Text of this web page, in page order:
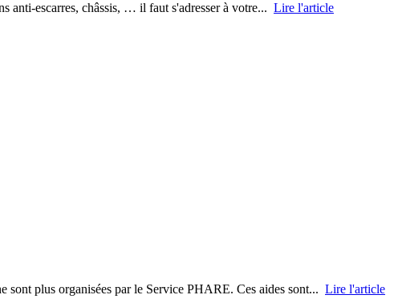
anti-escarres, châssis, … il faut s'adresser à votre... Lire l'article
plus organisées par le Service PHARE. Ces aides sont... Lire l'article